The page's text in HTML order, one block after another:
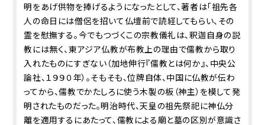
明をあげ供物を捧げるようになったとして、著者は「祖先各
人の命日には僧侶を招いて仏壇前で読経してもらい、その
霊を慰撫する。今でもつづくこの宗教儀礼は、釈迦自身の説
教には無く、東アジア仏教が布教上の理由で儒教から取り
入れたものにすぎない（加地伸行『儒教とは何か』、中央公
論社、１９９０年）。そもそも、位牌自体、中国に仏教が伝わ
ってから、儒教でかたしろに使う木製の板（神主）を模して発
明されたものだった。明治時代、天皇の祖先祭祀に神仏分
離を適用するにあたって、儒教による廟と墓の区別が意識さ